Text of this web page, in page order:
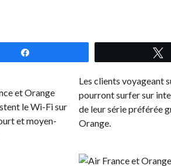
Les clients voyageant
pourront surfer sur
de leur série préférée
Orange.